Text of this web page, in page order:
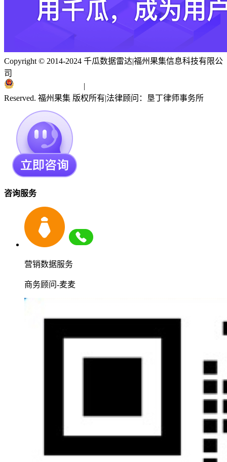
Copyright © 2014-2024 千瓜数据雷达|福州果集信息科技有限公
司
|
Reserved. 福州果集 版权所有|法律顾问：垦丁律师事务所
咨询服务
营销数据服务
商务顾问-麦麦